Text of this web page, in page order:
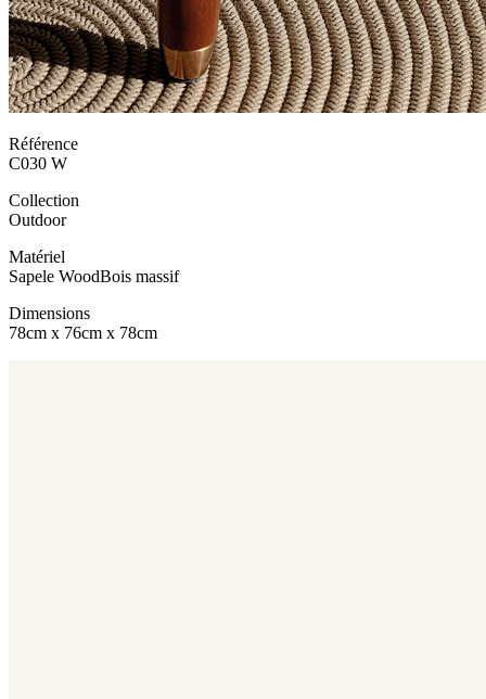
Référence
C030 W
Collection
Outdoor
Matériel
Sapele WoodBois massif
Dimensions
78cm x 76cm x 78cm